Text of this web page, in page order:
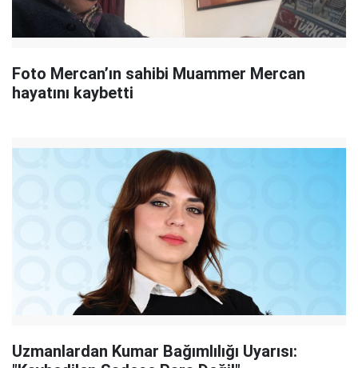
Foto Mercan’ın sahibi Muammer Mercan
hayatını kaybetti
Uzmanlardan Kumar Bağımlılığı Uyarısı: